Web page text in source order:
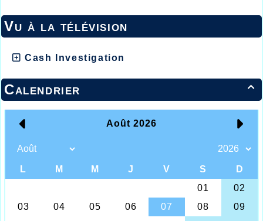
Vu à la télévision
Cash Investigation

Calendrier